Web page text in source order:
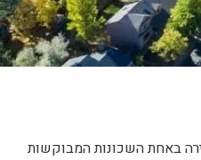
באחת השכונות המבוקשות